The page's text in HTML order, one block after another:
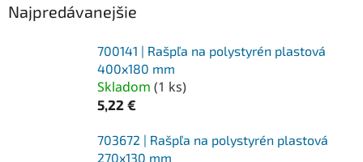
Najpredávanejšie
700141 | Rašpľa na polystyrén plastová
400x180 mm
Skladom (1 ks)
5,22 €
703672 | Rašpľa na polystyrén plastová
270x130 mm